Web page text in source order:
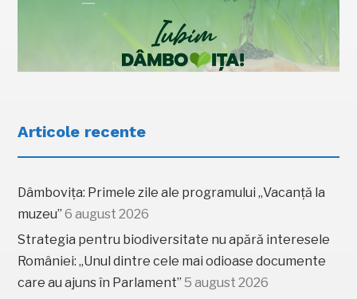
Articole recente
Dâmbovița: Primele zile ale programului „Vacanță la
muzeu” 6 august 2026
Strategia pentru biodiversitate nu apără interesele
României: „Unul dintre cele mai odioase documente
care au ajuns în Parlament” 5 august 2026